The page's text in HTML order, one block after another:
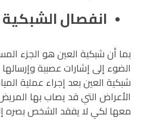
انفصال الشبكية
بما أن شبكية العين هو الجزء
الضوء إلى إشارات عصبية
شبكية العين بعد إجراء عملية
الأعراض التي قد يصاب بها
معها لكي لا يفقد الشخص بصره